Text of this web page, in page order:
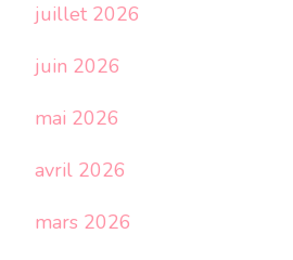
juillet 2026
juin 2026
mai 2026
avril 2026
mars 2026